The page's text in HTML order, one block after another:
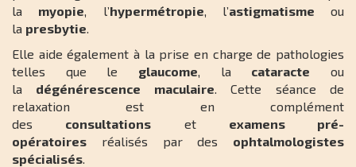
la myopie , l’hypermétropie , l’astigmatisme ou
la presbytie
Elle aide également à la prise en charge de pathologies
telles que le glaucome , la cataracte ou
la dégénérescence maculaire . Cette séance de
relaxation est en complément
des consultations et examens pré-
opératoires réalisés par des ophtalmologistes
spécialisés